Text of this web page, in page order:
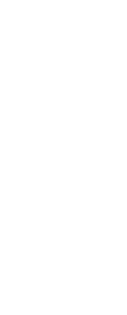
(CAPIC).
được ủy quyền bởi
môi trường sống.
mới nhập cư
nhập vào cộng
vai trò như một
sức khỏe, ghi danh
tài khoản ngân